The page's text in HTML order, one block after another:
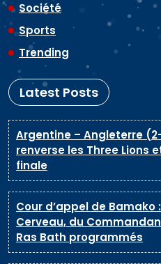
Société
Sports
Trending
Latest Posts
Argentine – Angleterre
renverse les Three Lions
finale
Cour d’appel de Bamako
Cerveau, du
Ras Bath programmés